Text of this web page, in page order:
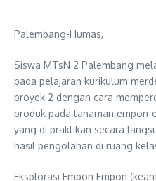
Palembang-Humas,
Siswa MTsN 2 Palembang
pada pelajaran kurikulum
proyek 2 dengan cara
produk pada tanaman empon-
yang di praktikan secara
hasil pengolahan di ruang
Eksplorasi Empon Empon